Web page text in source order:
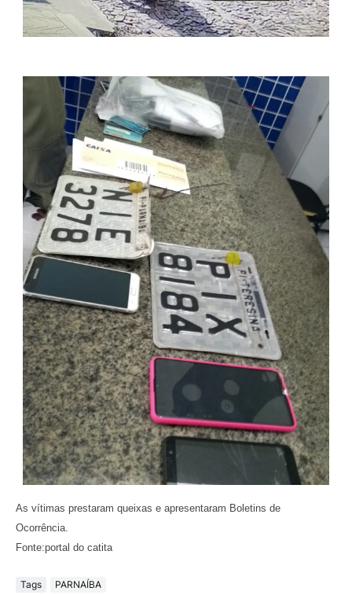
As vítimas prestaram queixas e apresentaram Boletins de
Ocorrência.
Fonte:portal do catita
Tags PARNAÍBA